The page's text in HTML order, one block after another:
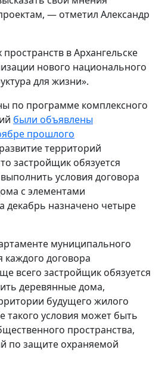
— отметил Александр
пространств в Архангельске
нового национального
для жизни».
по программе комплексного
были объявлены
прошлого
территорий
застройщик обязуется
условия договора
с элементами
декабрь назначено четыре
муниципального
каждого договора
всего застройщик обязуется
деревянные дома,
будущего жилого
такого условия может быть
пространства,
по защите охраняемой